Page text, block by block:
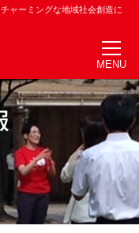
ャーミングな地域社会創造に